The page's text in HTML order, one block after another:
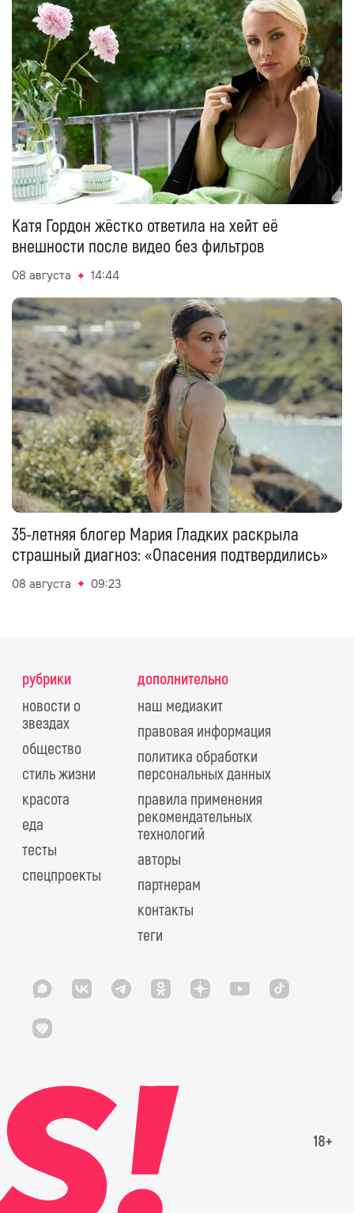
Катя Гордон жёстко ответила на хейт её
внешности после видео без фильтров
08 августа 14:44
35-летняя блогер Мария Гладких раскрыла
страшный диагноз: «Опасения подтвердились»
08 августа 09:23
рубрики
новости о
звездах
общество
стиль жизни
красота
еда
тесты
спецпроекты
дополнительно
наш медиакит
правовая информация
политика обработки
персональных данных
правила применения
рекомендательных
технологий
авторы
партнерам
контакты
теги